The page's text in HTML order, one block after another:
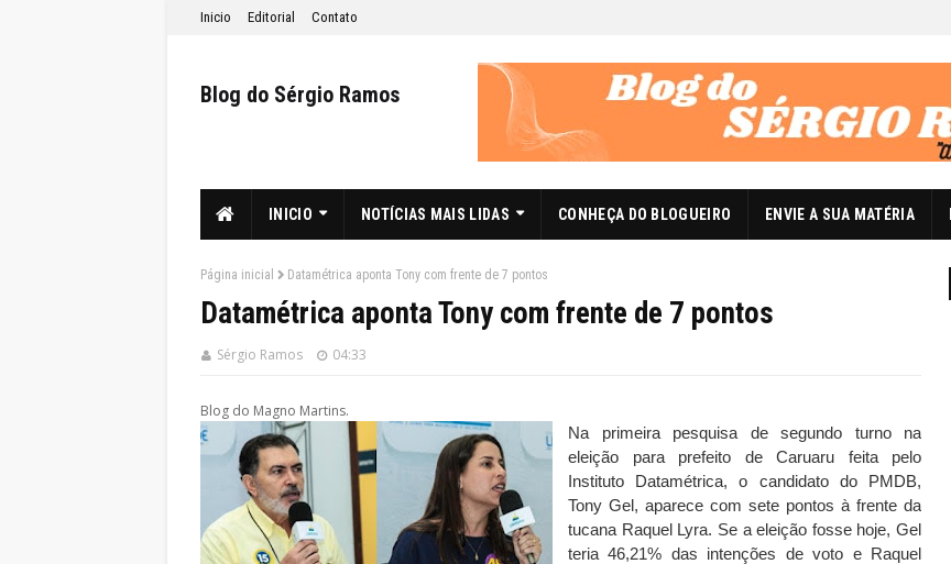
Inicio Editorial Contato
Blog do Sérgio Ramos
INICIO NOTÍCIAS MAIS LIDAS CONHEÇA DO BLOGUEIRO ENVIE A SUA MATÉRIA
Página inicial Datamétrica aponta Tony com frente de 7 pontos
Datamétrica aponta Tony com frente de 7 pontos
Sérgio Ramos 04:33
Blog do Magno Martins.
Na primeira pesquisa de segundo turno na
eleição para prefeito de Caruaru feita pelo
Instituto Datamétrica, o candidato do PMDB,
Tony Gel, aparece com sete pontos à frente da
tucana Raquel Lyra. Se a eleição fosse hoje, Gel
teria 46,21% das intenções de voto e Raquel